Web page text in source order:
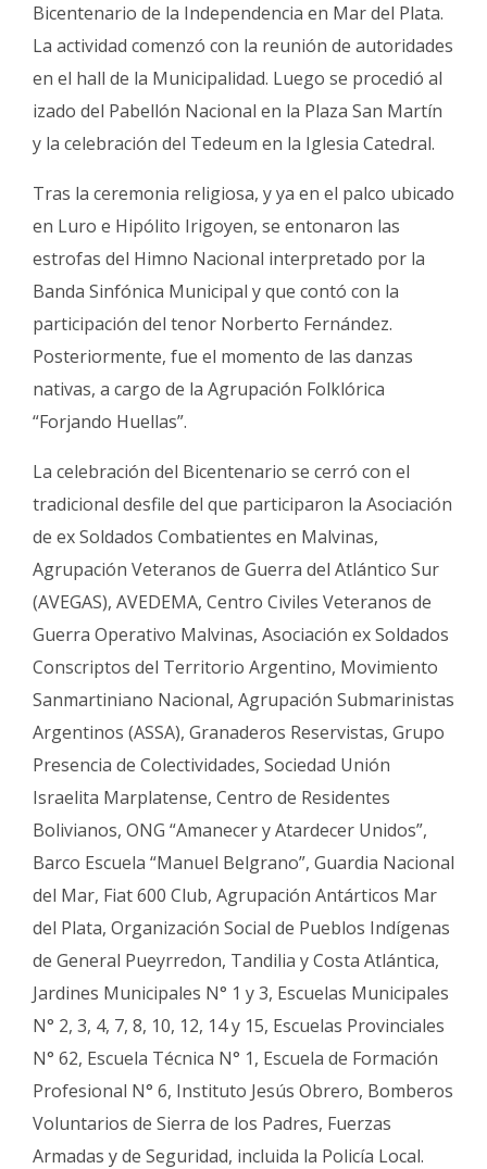
Bicentenario de la Independencia en Mar del Plata.
La actividad comenzó con la reunión de autoridades
en el hall de la Municipalidad. Luego se procedió al
izado del Pabellón Nacional en la Plaza San Martín
y la celebración del Tedeum en la Iglesia Catedral.
Tras la ceremonia religiosa, y ya en el palco ubicado
en Luro e Hipólito Irigoyen, se entonaron las
estrofas del Himno Nacional interpretado por la
Banda Sinfónica Municipal y que contó con la
participación del tenor Norberto Fernández.
Posteriormente, fue el momento de las danzas
nativas, a cargo de la Agrupación Folklórica
“Forjando Huellas”.
La celebración del Bicentenario se cerró con el
tradicional desfile del que participaron la Asociación
de ex Soldados Combatientes en Malvinas,
Agrupación Veteranos de Guerra del Atlántico Sur
(AVEGAS), AVEDEMA, Centro Civiles Veteranos de
Guerra Operativo Malvinas, Asociación ex Soldados
Conscriptos del Territorio Argentino, Movimiento
Sanmartiniano Nacional, Agrupación Submarinistas
Argentinos (ASSA), Granaderos Reservistas, Grupo
Presencia de Colectividades, Sociedad Unión
Israelita Marplatense, Centro de Residentes
Bolivianos, ONG “Amanecer y Atardecer Unidos”,
Barco Escuela “Manuel Belgrano”, Guardia Nacional
del Mar, Fiat 600 Club, Agrupación Antárticos Mar
del Plata, Organización Social de Pueblos Indígenas
de General Pueyrredon, Tandilia y Costa Atlántica,
Jardines Municipales N° 1 y 3, Escuelas Municipales
N° 2, 3, 4, 7, 8, 10, 12, 14 y 15, Escuelas Provinciales
N° 62, Escuela Técnica N° 1, Escuela de Formación
Profesional N° 6, Instituto Jesús Obrero, Bomberos
Voluntarios de Sierra de los Padres, Fuerzas
Armadas y de Seguridad, incluida la Policía Local.